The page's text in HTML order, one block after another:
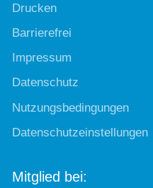
Drucken
Barrierefrei
Impressum
Datenschutz
Nutzungsbedingungen
Datenschutzeinstellungen
Mitglied bei: